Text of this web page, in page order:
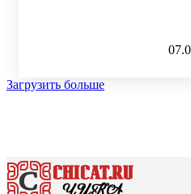
Загрузить больше